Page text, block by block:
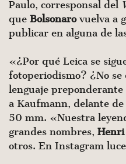
Paulo, corresponsal del
que Bolsonarovuelva a
publicar en alguna de
«¿Por qué Leica se
fotoperiodismo? ¿No
lenguaje
a Kaufmann, delante
50 mm. «Nuestra
grandes nombres,
otros. En Instagram